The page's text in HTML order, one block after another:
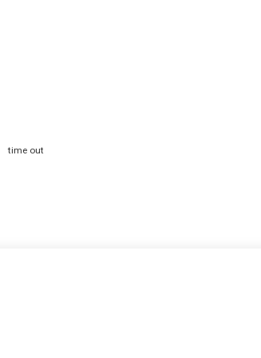
time out